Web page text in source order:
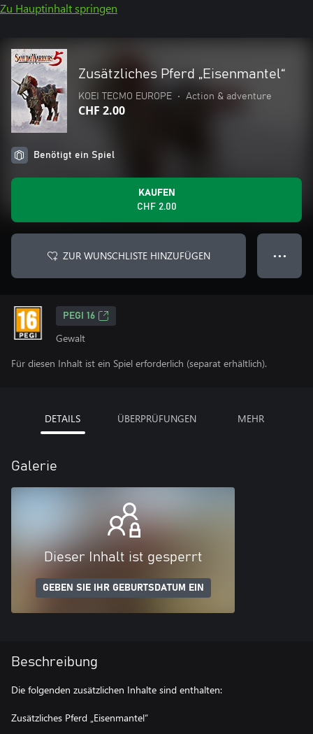
Zu Hauptinhalt springen
Zusätzliches Pferd „Eisenmantel“
KOEI TECMO EUROPE • Action & adventure
CHF 2.00
Benötigt ein Spiel
KAUFEN
CHF 2.00
ZUR WUNSCHLISTE HINZUFÜGEN ● ● ●
PEGI 16
Gewalt
Für diesen Inhalt ist ein Spiel erforderlich (separat erhältlich).
DETAILS ÜBERPRÜFUNGEN MEHR
Galerie
Dieser Inhalt ist gesperrt
GEBEN SIE IHR GEBURTSDATUM EIN
Beschreibung
Die folgenden zusätzlichen Inhalte sind enthalten:
Zusätzliches Pferd „Eisenmantel“